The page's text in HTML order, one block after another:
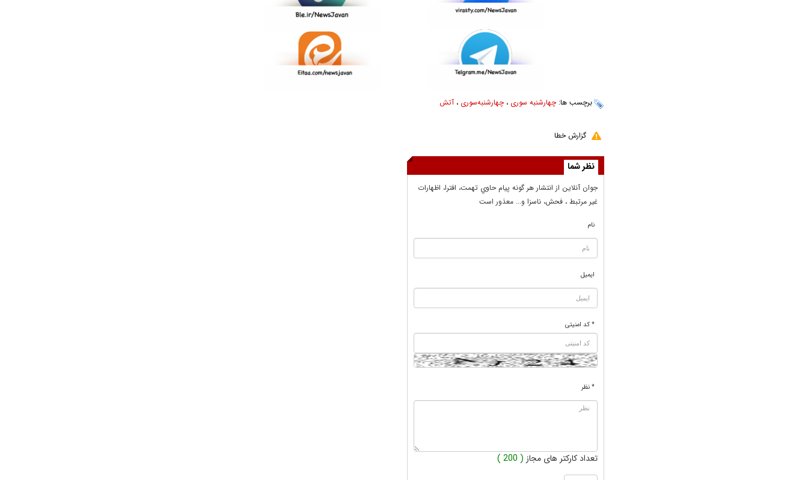
برچسب ها:چهارشنبه سوری ،چهارشنبه‌سوری ، آتش
گزارش خطا
نظر شما
جوان آنلاين از انتشار هر گونه پيام حاوي تهمت، افترا، اظهارات
غير مرتبط ، فحش، ناسزا و... معذور است
نام
ایمیل
* کد امنیتی
* نظر
تعداد کارکتر های مجاز ( 200 )